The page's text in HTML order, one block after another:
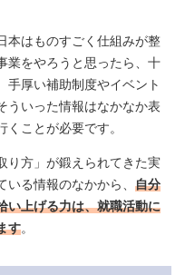
本はものすごく仕組みが整
業をやろうと思ったら、十
手厚い補助制度やイベント
ういった情報はなかなか表
ことが必要です。
り方」が鍛えられてきた実
る情報のなかから、 自分
い上げる力は、就職活動に
す。